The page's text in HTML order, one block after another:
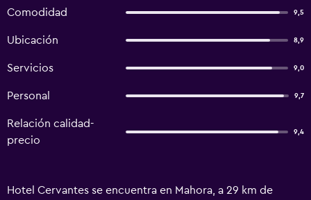
Comodidad 9,5
Ubicación 8,9
Servicios 9,0
Personal 9,7
Relación calidad-
precio
9,4
Hotel Cervantes se encuentra en Mahora, a 29 km de